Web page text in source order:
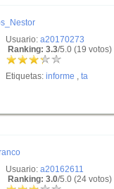
Usuario: a20170273
Ranking: 3.3/5.0 (19 votos)
Etiquetas: informe , ta
Usuario: a20162611
Ranking: 3.0/5.0 (24 votos)